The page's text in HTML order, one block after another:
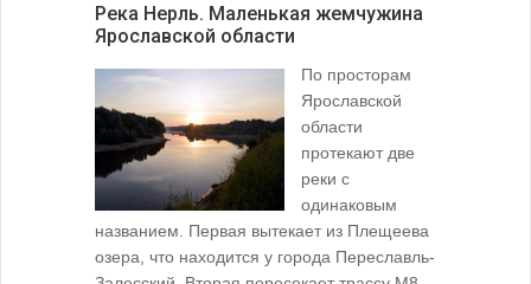
Река Нерль. Маленькая жемчужина
Ярославской области
По просторам
Ярославской
области
протекают две
реки с
одинаковым
названием. Первая вытекает из Плещеева
озера, что находится у города Переславль-